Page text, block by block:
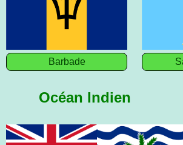
Barbade
Océan Indien